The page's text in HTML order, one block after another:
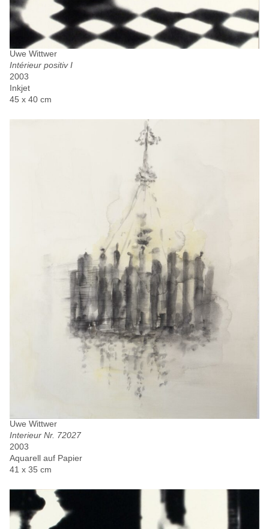
Uwe Wittwer
Intérieur positiv I
2003
Inkjet
45 x 40 cm
Uwe Wittwer
Interieur Nr. 72027
2003
Aquarell auf Papier
41 x 35 cm